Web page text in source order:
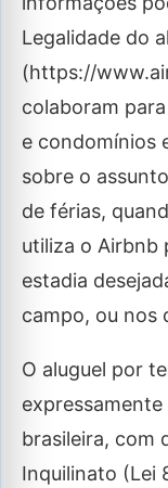
Legalidade do
(https://
colaboram
e condomínios
sobre o
de férias,
utiliza o Airbnb
estadia
campo, ou nos
O aluguel por
brasileira, com
Inquilinato (Lei